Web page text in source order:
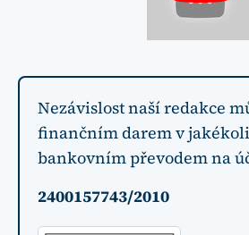
Nezávislost naší redakce
finančním darem v
bankovním převodem na
2400157743/2010